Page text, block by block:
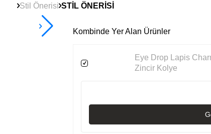
Stil Önerisi STİL ÖNERİSİ
Kombinde Yer Alan Ürünler
Eye Drop Lapis
Zincir Kolye